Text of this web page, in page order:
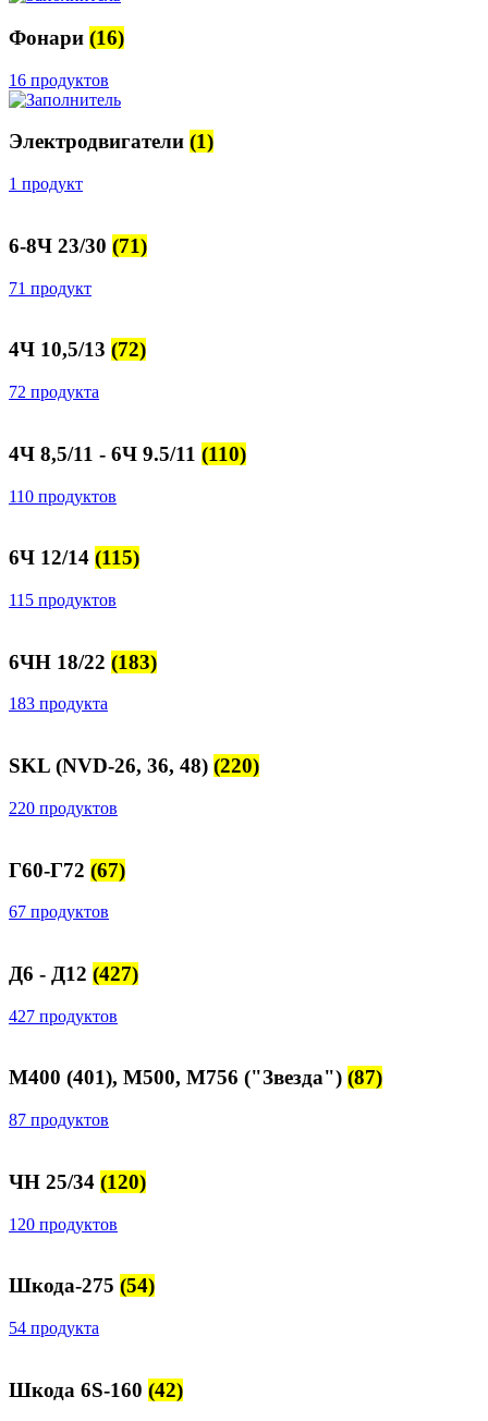
Фонари (16)
16 продуктов
Электродвигатели (1)
1 продукт
6-8Ч 23/30 (71)
71 продукт
4Ч 10,5/13 (72)
72 продукта
4Ч 8,5/11 - 6Ч 9.5/11 (110)
110 продуктов
6Ч 12/14 (115)
115 продуктов
6ЧН 18/22 (183)
183 продукта
SKL (NVD-26, 36, 48) (220)
220 продуктов
Г60-Г72 (67)
67 продуктов
Д6 - Д12 (427)
427 продуктов
М400 (401), М500, М756 ("Звезда") (87)
87 продуктов
ЧН 25/34 (120)
120 продуктов
Шкода-275 (54)
54 продукта
Шкода 6S-160 (42)